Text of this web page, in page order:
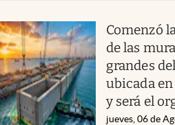
Comenzó
de las
grandes
ubicada
y será el
jueves, 06 de